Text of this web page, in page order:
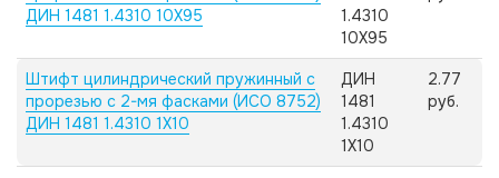
ДИН 1481 1.4310 10X95
1.4310
10X95
Штифт цилиндрический пружинный с
прорезью с 2-мя фасками (ИСО 8752)
ДИН 1481 1.4310 1X10
ДИН
1481
1.4310
1X10
2.77
руб.